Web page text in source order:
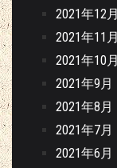
2021年12月
2021年11月
2021年10月
2021年9月
2021年8月
2021年7月
2021年6月